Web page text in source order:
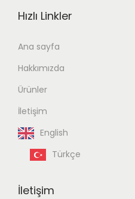
Hızlı Linkler
Ana sayfa
Hakkımızda
Ürünler
İletişim
English
Türkçe
İletişim